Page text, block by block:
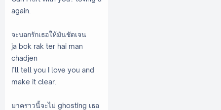
again.
จะบอกรักเธอให้มันชัดเจน
ja bok rak ter hai man
chadjen
I’ll tell you I love you and
make it clear.
มาคราวนี้จะไม่ ghosting เธอ